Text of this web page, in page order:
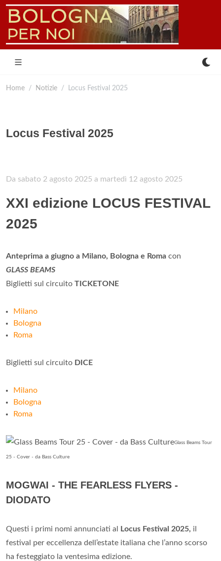
Home Notizie Locus Festival 2025
Locus Festival 2025
Da sabato 2 agosto 2025 a martedì 12 agosto 2025
XXI edizione LOCUS FESTIVAL
2025
Anteprima a giugno a Milano, Bologna e Roma con
GLASS BEAMS
Biglietti sul circuito TICKETONE
Milano
Bologna
Roma
Biglietti sul circuito DICE
Milano
Bologna
Roma
Glass Beams Tour
25 - Cover - da Bass Culture
MOGWAI - THE FEARLESS FLYERS -
DIODATO
Questi i primi nomi annunciati al Locus Festival 2025, il
festival per eccellenza dell’estate italiana che l’anno scorso
ha festeggiato la ventesima edizione.